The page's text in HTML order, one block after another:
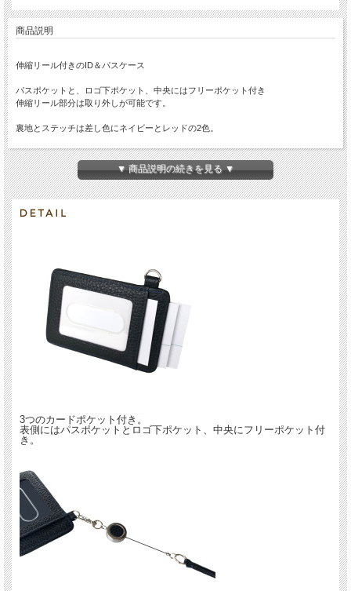
商品説明
伸縮リール付きのID＆パスケース
パスポケットと、ロゴ下ポケット、中央にはフリーポケット付き
伸縮リール部分は取り外しが可能です。
裏地とステッチは差し色にネイビーとレッドの2色。
全国送料無料＆ギフト包装無料で承ります。
贈り物などにもぜひご利用くださいませ。
送料無料 永年保証 ギフト包装無料
■仕様：パスポケット1、表側(ロゴ下)ポケット1、フリーポケット1
素材 ： 牛革（表・内）、レーヨン（内・裏）、ステンレス（リール）
▼ 商品説明の続きを見る ▼
3つのカードポケット付き。
表側にはパスポケットとロゴ下ポケット、中央にフリーポケット付
き。